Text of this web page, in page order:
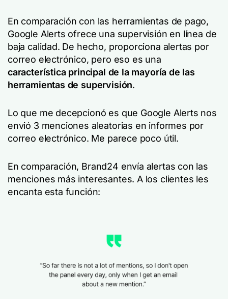
En comparación con las herramientas de pago,
Google Alerts ofrece una supervisión en línea de
baja calidad. De hecho, proporciona alertas por
correo electrónico, pero eso es una
característica principal de la mayoría de las
herramientas de supervisión.
Lo que me decepcionó es que Google Alerts nos
envió 3 menciones aleatorias en informes por
correo electrónico. Me parece poco útil.
En comparación, Brand24 envía alertas con las
menciones más interesantes. A los clientes les
encanta esta función: